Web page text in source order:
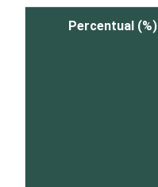
Percentual (%)